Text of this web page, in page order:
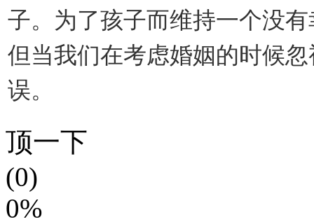
子。为了孩子而维持一个没
但当我们在考虑婚姻的时候
误。
顶一下
(0)
0%